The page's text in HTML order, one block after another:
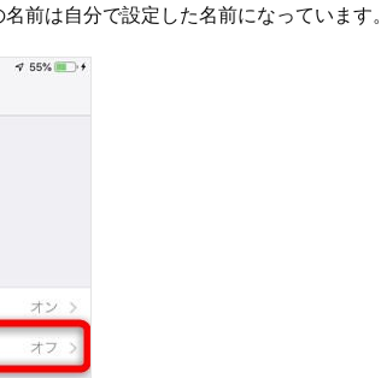
前は自分で設定した名前になっています。